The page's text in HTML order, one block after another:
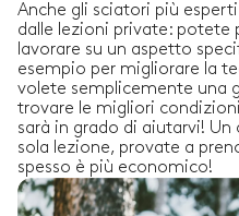
Anche gli sciatori più
dalle lezioni private: potete
lavorare su un aspetto
esempio per migliorare la
volete semplicemente una
trovare le migliori
sarà in grado di aiutarvi!
sola lezione, provate a
spesso è più economico!